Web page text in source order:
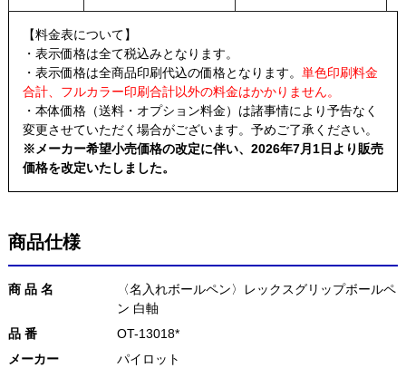
【料金表について】
・表示価格は全て税込みとなります。
・表示価格は全商品印刷代込の価格となります。 単色印刷料金
合計、フルカラー印刷合計以外の料金はかかりません。
・本体価格（送料・オプション料金）は諸事情により予告なく
変更させていただく場合がございます。予めご了承ください。
※メーカー希望小売価格の改定に伴い、2026年7月1日より販売
価格を改定いたしました。
商品仕様
商 品 名
〈名入れボールペン〉レックスグリップボールペ
ン 白軸
品 番
OT-13018*
メーカー
パイロット